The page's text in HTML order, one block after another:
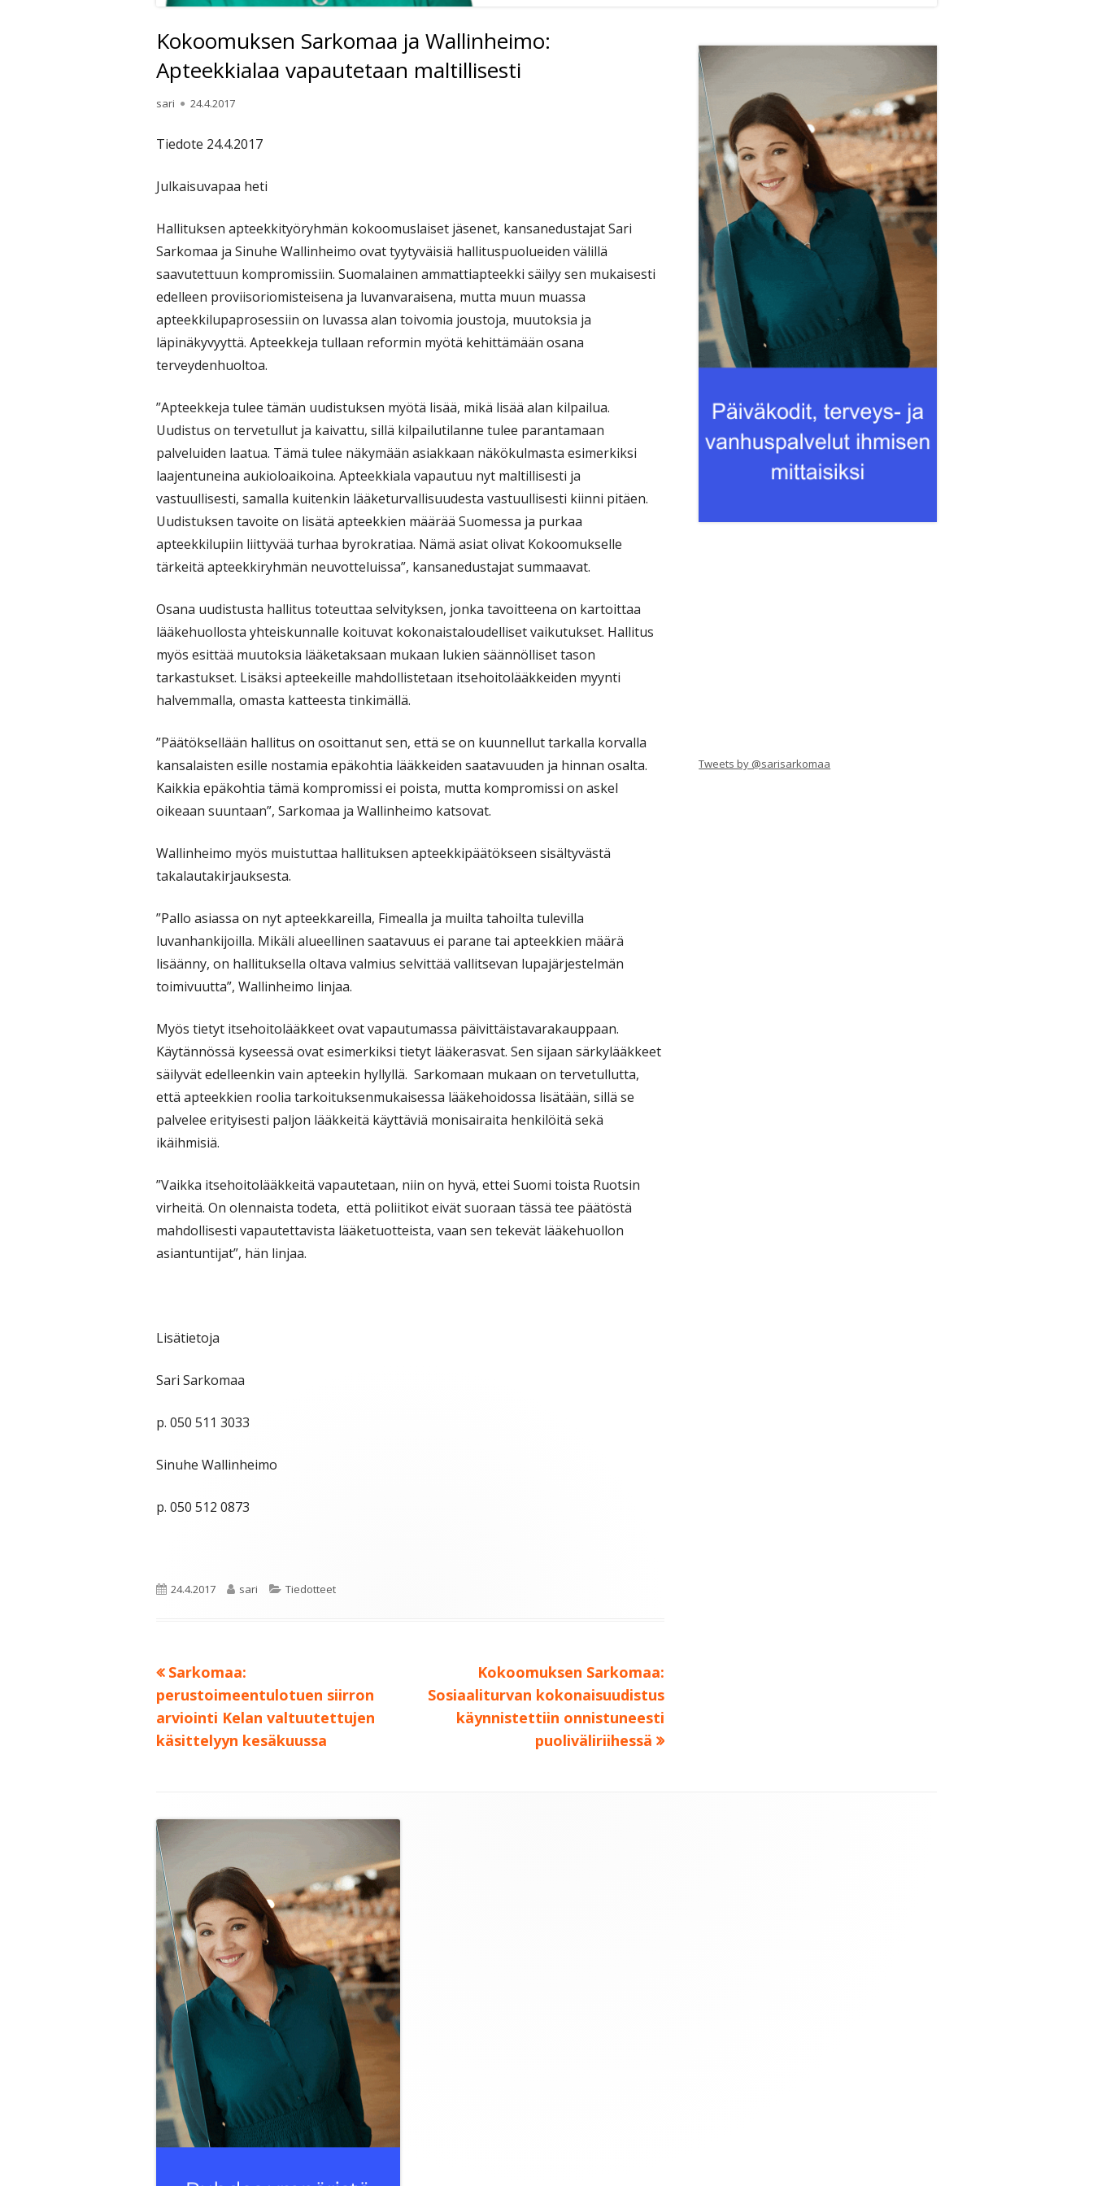
Kokoomuksen Sarkomaa ja Wallinheimo:
Apteekkialaa vapautetaan maltillisesti
Kirjoittaja
sari Julkaistu
24.4.2017
Tiedote 24.4.2017
Julkaisuvapaa heti
Hallituksen apteekkityöryhmän kokoomuslaiset jäsenet, kansanedustajat Sari
Sarkomaa ja Sinuhe Wallinheimo ovat tyytyväisiä hallituspuolueiden välillä
saavutettuun kompromissiin. Suomalainen ammattiapteekki säilyy sen mukaisesti
edelleen proviisoriomisteisena ja luvanvaraisena, mutta muun muassa
apteekkilupaprosessiin on luvassa alan toivomia joustoja, muutoksia ja
läpinäkyvyyttä. Apteekkeja tullaan reformin myötä kehittämään osana
terveydenhuoltoa.
”Apteekkeja tulee tämän uudistuksen myötä lisää, mikä lisää alan kilpailua.
Uudistus on tervetullut ja kaivattu, sillä kilpailutilanne tulee parantamaan
palveluiden laatua. Tämä tulee näkymään asiakkaan näkökulmasta esimerkiksi
laajentuneina aukioloaikoina. Apteekkiala vapautuu nyt maltillisesti ja
vastuullisesti, samalla kuitenkin lääketurvallisuudesta vastuullisesti kiinni pitäen.
Uudistuksen tavoite on lisätä apteekkien määrää Suomessa ja purkaa
apteekkilupiin liittyvää turhaa byrokratiaa. Nämä asiat olivat Kokoomukselle
tärkeitä apteekkiryhmän neuvotteluissa”, kansanedustajat summaavat.
Osana uudistusta hallitus toteuttaa selvityksen, jonka tavoitteena on kartoittaa
lääkehuollosta yhteiskunnalle koituvat kokonaistaloudelliset vaikutukset. Hallitus
myös esittää muutoksia lääketaksaan mukaan lukien säännölliset tason
tarkastukset. Lisäksi apteekeille mahdollistetaan itsehoitolääkkeiden myynti
halvemmalla, omasta katteesta tinkimällä.
”Päätöksellään hallitus on osoittanut sen, että se on kuunnellut tarkalla korvalla
kansalaisten esille nostamia epäkohtia lääkkeiden saatavuuden ja hinnan osalta.
Kaikkia epäkohtia tämä kompromissi ei poista, mutta kompromissi on askel
oikeaan suuntaan”, Sarkomaa ja Wallinheimo katsovat.
Wallinheimo myös muistuttaa hallituksen apteekkipäätökseen sisältyvästä
takalautakirjauksesta.
”Pallo asiassa on nyt apteekkareilla, Fimealla ja muilta tahoilta tulevilla
luvanhankijoilla. Mikäli alueellinen saatavuus ei parane tai apteekkien määrä
lisäänny, on hallituksella oltava valmius selvittää vallitsevan lupajärjestelmän
toimivuutta”, Wallinheimo linjaa.
Myös tietyt itsehoitolääkkeet ovat vapautumassa päivittäistavarakauppaan.
Käytännössä kyseessä ovat esimerkiksi tietyt lääkerasvat. Sen sijaan särkylääkkeet
säilyvät edelleenkin vain apteekin hyllyllä. Sarkomaan mukaan on tervetullutta,
että apteekkien roolia tarkoituksenmukaisessa lääkehoidossa lisätään, sillä se
palvelee erityisesti paljon lääkkeitä käyttäviä monisairaita henkilöitä sekä
ikäihmisiä.
”Vaikka itsehoitolääkkeitä vapautetaan, niin on hyvä, ettei Suomi toista Ruotsin
virheitä. On olennaista todeta, että poliitikot eivät suoraan tässä tee päätöstä
mahdollisesti vapautettavista lääketuotteista, vaan sen tekevät lääkehuollon
asiantuntijat”, hän linjaa.
Lisätietoja
Sari Sarkomaa
p. 050 511 3033
Sinuhe Wallinheimo
p. 050 512 0873
Julkaistu
24.4.2017 Kirjoittaja
sari Kategoriat
Tiedotteet
Artikkelien
selaus
Edellinen:
Sarkomaa:
perustoimeentulotuen siirron
arviointi Kelan valtuutettujen
käsittelyyn kesäkuussa
Seuraava:
Kokoomuksen Sarkomaa:
Sosiaaliturvan kokonaisuudistus
käynnistettiin onnistuneesti
puoliväliriihessä
Sivupalkki
Tweets by @sarisarkomaa
sisältö